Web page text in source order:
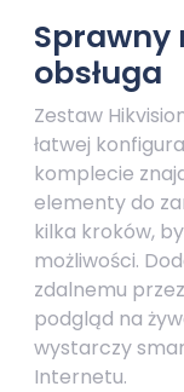
Sprawny
obsługa
Zestaw
łatwej
komplecie
elementy do
kilka kroków,
możliwości.
zdalnemu
podgląd na
wystarczy
Internetu.